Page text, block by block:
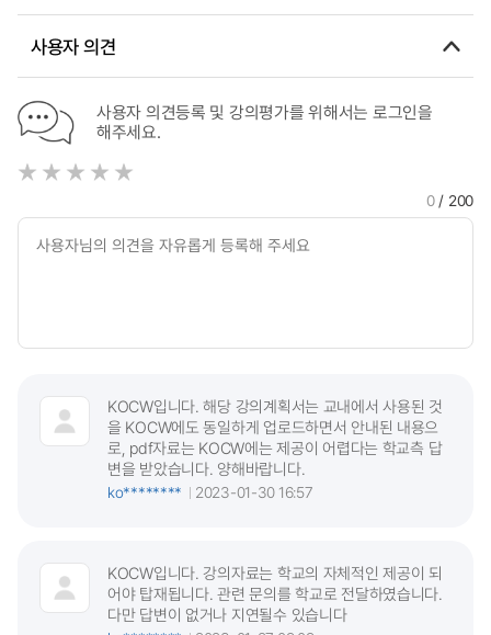
사용자 의견
사용자 의견등록 및 강의평가를 위해서는 로그인을
해주세요.
0/ 200
KOCW입니다. 해당 강의계획서는 교내에서 사용된 것
을 KOCW에도 동일하게 업로드하면서 안내된 내용으
로, pdf자료는 KOCW에는 제공이 어렵다는 학교측 답
변을 받았습니다. 양해바랍니다.
ko********
2023-01-30 16:57
KOCW입니다. 강의자료는 학교의 자체적인 제공이 되
어야 탑재됩니다. 관련 문의를 학교로 전달하였습니다.
다만 답변이 없거나 지연될수 있습니다